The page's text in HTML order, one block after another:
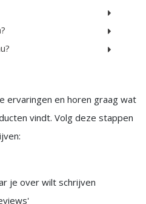
ervaringen en horen graag wat
vindt. Volg deze stappen
je over wilt schrijven